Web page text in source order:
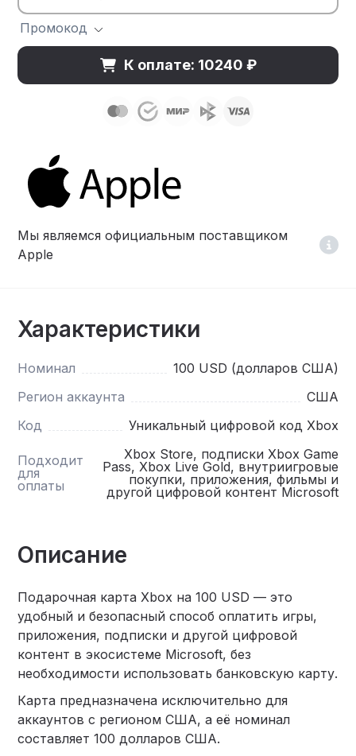
Промокод
К оплате: 10240 ₽
Мы являемся официальным поставщиком
Apple
Характеристики
Номинал
100 USD (долларов США)
Регион аккаунта
США
Код
Уникальный цифровой код Xbox
Подходит
для
оплаты
Xbox Store, подписки Xbox Game
Pass, Xbox Live Gold, внутриигровые
покупки, приложения, фильмы и
другой цифровой контент Microsoft
Описание
Подарочная карта Xbox на 100 USD — это
удобный и безопасный способ оплатить игры,
приложения, подписки и другой цифровой
контент в экосистеме Microsoft, без
необходимости использовать банковскую карту.
Карта предназначена исключительно для
аккаунтов с регионом США, а её номинал
составляет 100 долларов США.